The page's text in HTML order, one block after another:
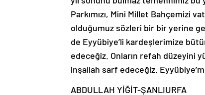
Parkımızı, Mini Millet Bahçemizi
olduğumuz sözleri bir bir yerine
de Eyyübiye’li kardeşlerimize
edeceğiz. Onların refah düzeyini
inşallah sarf edeceğiz.
ABDULLAH YİĞİT-ŞANLIURFA